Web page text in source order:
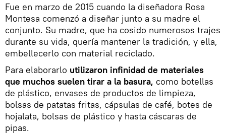
Fue en marzo de 2015 cuando la diseñadora Rosa
Montesa comenzó a diseñar junto a su madre el
conjunto. Su madre, que ha cosido numerosos trajes
durante su vida, quería mantener la tradición, y ella,
embellecerlo con material reciclado.
Para elaborarlo utilizaron infinidad de materiales
que muchos suelen tirar a la basura, como botellas
de plástico, envases de productos de limpieza,
bolsas de patatas fritas, cápsulas de café, botes de
hojalata, bolsas de plástico y hasta cáscaras de
pipas.